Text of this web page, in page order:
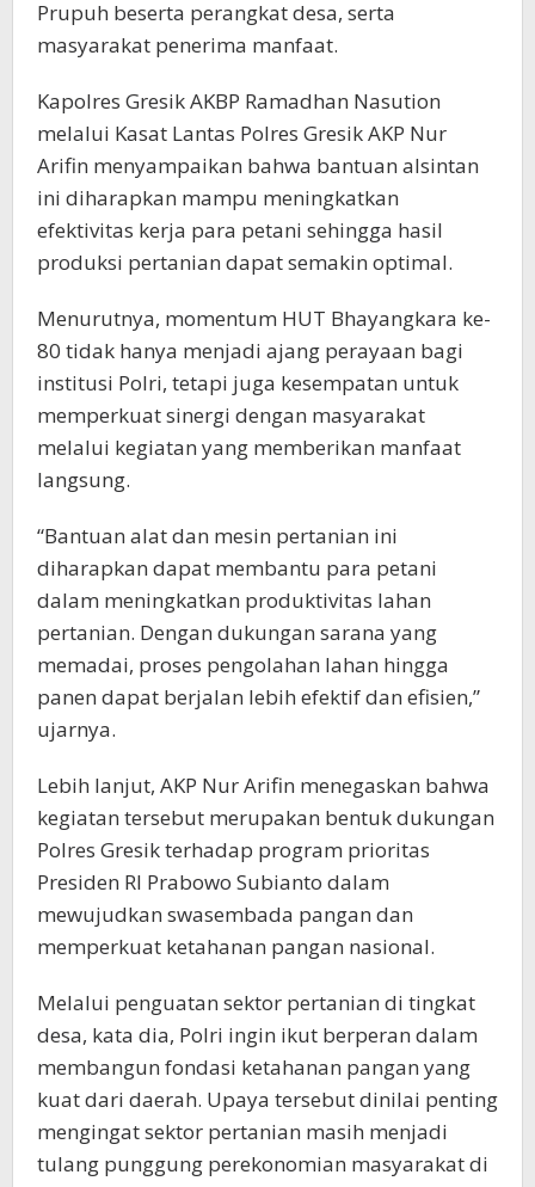
Prupuh beserta perangkat desa, serta
masyarakat penerima manfaat.
Kapolres Gresik AKBP Ramadhan Nasution
melalui Kasat Lantas Polres Gresik AKP Nur
Arifin menyampaikan bahwa bantuan alsintan
ini diharapkan mampu meningkatkan
efektivitas kerja para petani sehingga hasil
produksi pertanian dapat semakin optimal.
Menurutnya, momentum HUT Bhayangkara ke-
80 tidak hanya menjadi ajang perayaan bagi
institusi Polri, tetapi juga kesempatan untuk
memperkuat sinergi dengan masyarakat
melalui kegiatan yang memberikan manfaat
langsung.
“Bantuan alat dan mesin pertanian ini
diharapkan dapat membantu para petani
dalam meningkatkan produktivitas lahan
pertanian. Dengan dukungan sarana yang
memadai, proses pengolahan lahan hingga
panen dapat berjalan lebih efektif dan efisien,”
ujarnya.
Lebih lanjut, AKP Nur Arifin menegaskan bahwa
kegiatan tersebut merupakan bentuk dukungan
Polres Gresik terhadap program prioritas
Presiden RI Prabowo Subianto dalam
mewujudkan swasembada pangan dan
memperkuat ketahanan pangan nasional.
Melalui penguatan sektor pertanian di tingkat
desa, kata dia, Polri ingin ikut berperan dalam
membangun fondasi ketahanan pangan yang
kuat dari daerah. Upaya tersebut dinilai penting
mengingat sektor pertanian masih menjadi
tulang punggung perekonomian masyarakat di